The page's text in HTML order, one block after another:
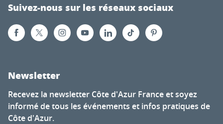
Suivez-nous sur les réseaux sociaux
Newsletter
Recevez la newsletter Côte d'Azur France et soyez
informé de tous les événements et infos pratiques de
Côte d'Azur.